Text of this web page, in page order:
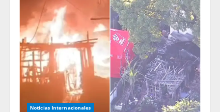
Noticias Internacionales